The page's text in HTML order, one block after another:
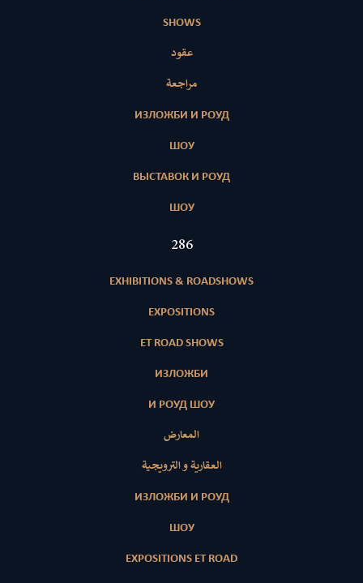
SHOWS
عقود
مراجعة
ИЗЛОЖБИ И РОУД
ШОУ
ВЫСТАВОК И РОУД
ШОУ
415
EXHIBITIONS & ROADSHOWS
EXPOSITIONS
ET ROAD SHOWS
ИЗЛОЖБИ
И РОУД ШОУ
المعارض
العقارية و الترويجية
ИЗЛОЖБИ И РОУД
ШОУ
EXPOSITIONS ET ROAD